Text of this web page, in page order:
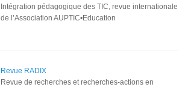
Intégration pédagogique des TIC, revue internationale
de l’Association AUPTIC•Education
Revue RADIX
Revue de recherches et recherches-actions en